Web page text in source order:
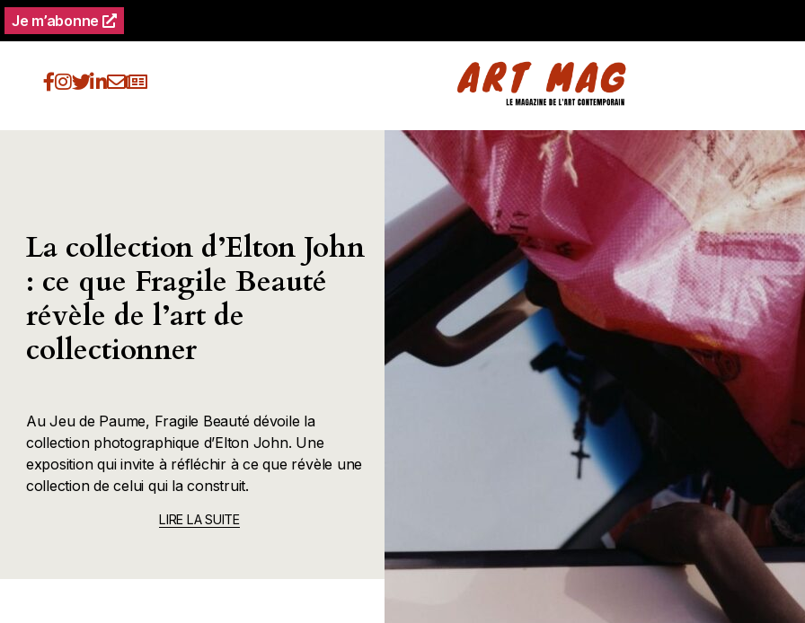
Je m’abonne
La collection d’Elton John
: ce que Fragile Beauté
révèle de l’art de
collectionner
Au Jeu de Paume, Fragile Beauté dévoile la
collection photographique d’Elton John. Une
exposition qui invite à réfléchir à ce que révèle une
collection de celui qui la construit.
LIRE LA SUITE